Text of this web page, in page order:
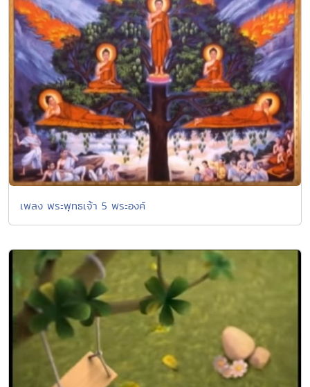
เพลง พระพุทธเจ้า 5 พระองค์